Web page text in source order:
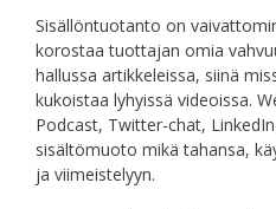
Sisällöntuotanto on
korostaa tuottajan omia
hallussa artikkeleissa, siinä
kukoistaa lyhyissä videoissa.
Podcast, Twitter-chat,
sisältömuoto mikä tahansa,
ja viimeistelyyn.